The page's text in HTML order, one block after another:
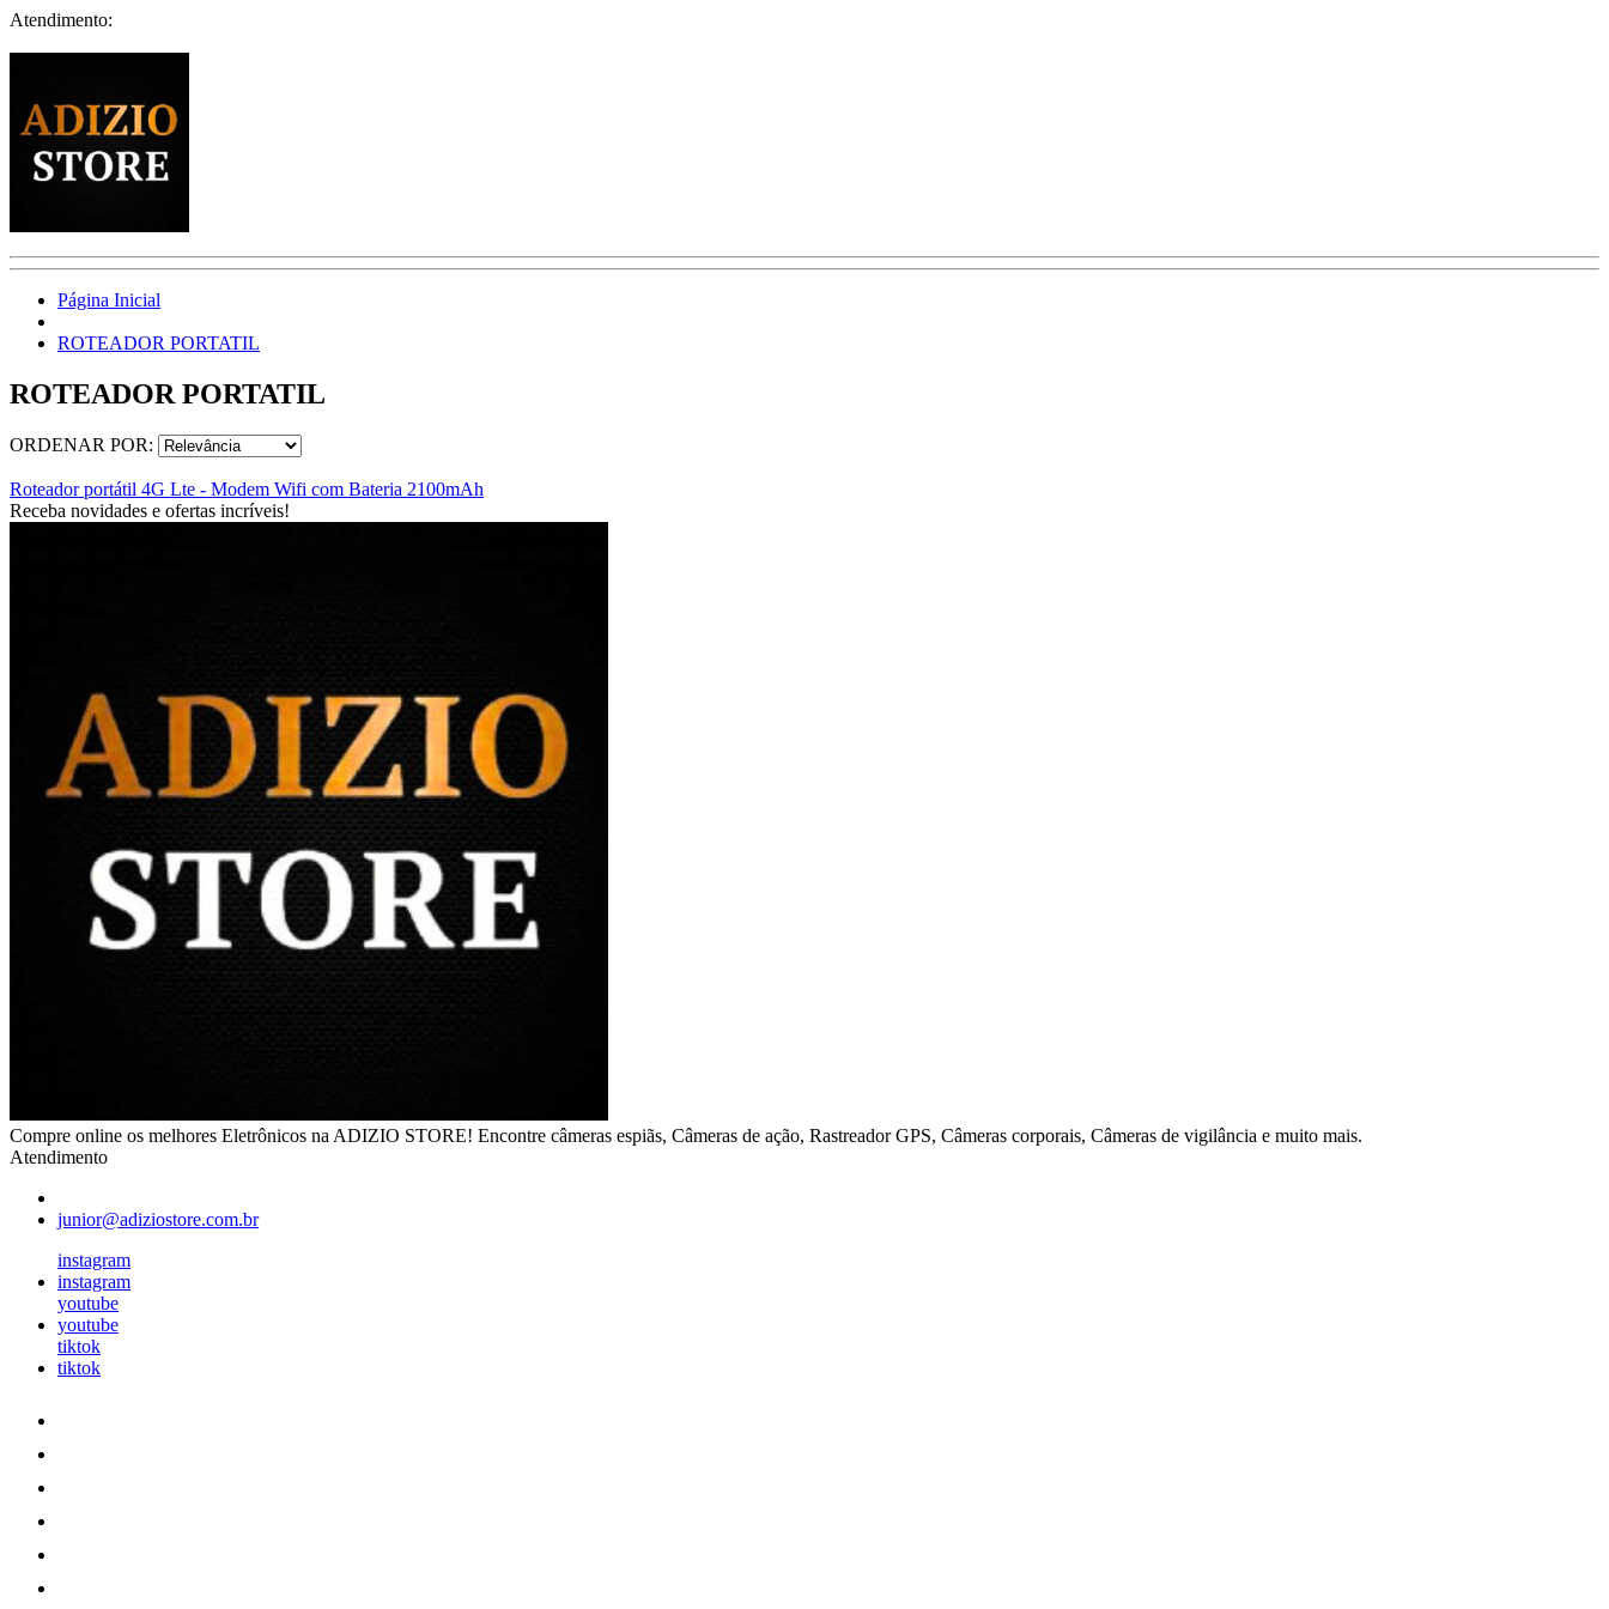
Atendimento:
Página Inicial
ROTEADOR PORTATIL
ROTEADOR PORTATIL
ORDENAR POR:
Roteador portátil 4G Lte - Modem Wifi com Bateria 2100mAh
Receba novidades e ofertas incríveis!
Compre online os melhores Eletrônicos na ADIZIO STORE! Encontre câmeras espiãs, Câmeras de ação, Rastreador GPS, Câmeras corporais, Câmeras de vigilância e muito mais.
Atendimento
junior@adiziostore.com.br
instagram
instagram
youtube
youtube
tiktok
tiktok